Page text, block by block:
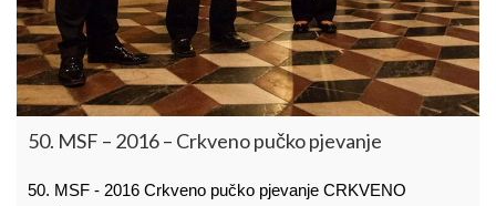
50. MSF – 2016 – Crkveno pučko pjevanje
50. MSF - 2016 Crkveno pučko pjevanje CRKVENO